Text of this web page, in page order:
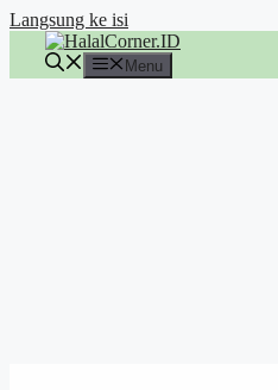
Langsung ke isi
Menu